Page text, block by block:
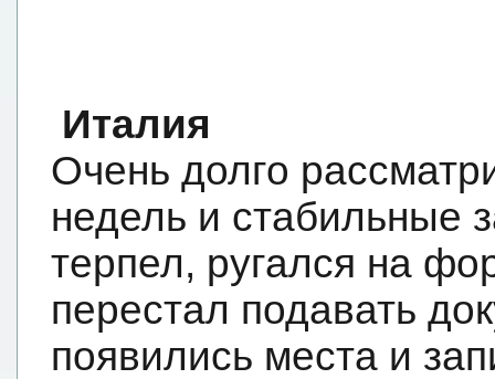
Италия
Очень долго
недель и стабильные
терпел, ругался на
перестал подавать
появились места и